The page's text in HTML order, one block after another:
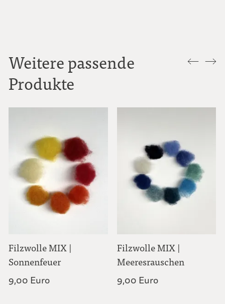
Weitere passende
Produkte
Filzwolle MIX |
Sonnenfeuer
9,00 Euro
Filzwolle MIX |
Meeresrauschen
9,00 Euro